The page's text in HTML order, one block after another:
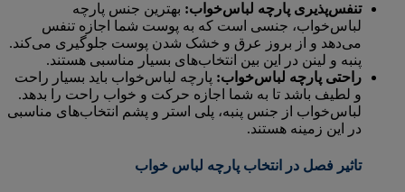
تنفس‌پذیری پارچه لباس‌خواب: بهترین جنس پارچه
لباس‌خواب، جنسی است که به پوست شما اجازه تنفس
می‌دهد و از بروز عرق و خشک شدن پوست جلوگیری می‌کند.
پنبه و لینن در این بین انتخاب‌های بسیار مناسبی هستند.
راحتی پارچه لباس‌خواب: پارچه لباس‌خواب باید بسیار راحت
و لطیف باشد تا به شما اجازه حرکت و خواب راحت را بدهد.
لباس‌خواب از جنس پنبه، پلی استر و پشم انتخاب‌های مناسبی
در این زمینه هستند.
تاثیر فصل در انتخاب پارچه لباس خواب